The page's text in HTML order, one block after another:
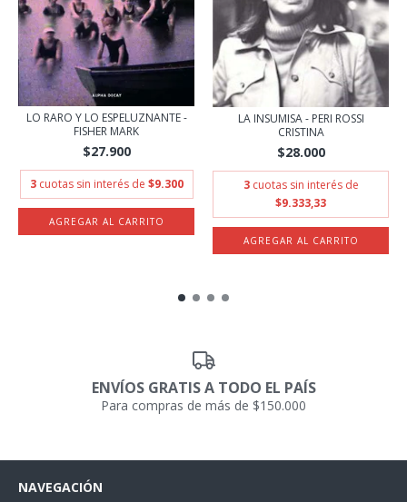
LO RARO Y LO ESPELUZNANTE -
FISHER MARK
$27.900
3 cuotas sin interés de $9.300
LA INSUMISA - PERI ROSSI
CRISTINA
$28.000
3 cuotas sin interés de
$9.333,33
ENVÍOS GRATIS A TODO EL PAÍS
Para compras de más de $150.000
NAVEGACIÓN